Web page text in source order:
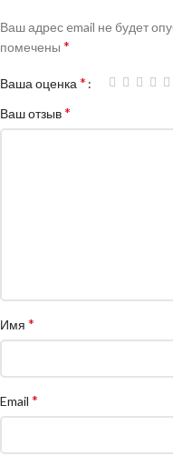
Ваш адрес email не будет
помечены *
Ваша оценка *
Ваш отзыв*
Имя *
Email *